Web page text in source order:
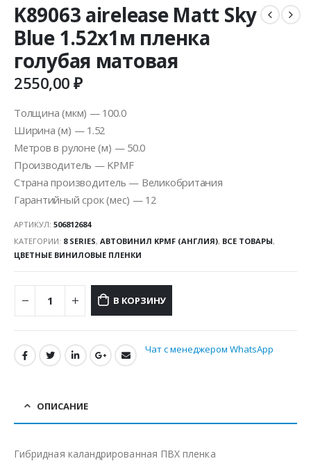
K89063 airelease Matt Sky
Blue 1.52х1м пленка
голубая матовая
2550,00₽
Толщина (мкм) — 100.0
Ширина (м) — 1.52
Метров в рулоне (м) — 50.0
Производитель — KPMF
Страна производитель — Великобритания
Гарантийный срок (мес) — 12
АРТИКУЛ: 506812684
КАТЕГОРИИ: 8 SERIES, АВТОВИНИЛ KPMF (АНГЛИЯ), ВСЕ ТОВАРЫ,
ЦВЕТНЫЕ ВИНИЛОВЫЕ ПЛЕНКИ
В КОРЗИНУ
Чат с менеджером WhatsApp
ОПИСАНИЕ
Гибридная каландрированная ПВХ пленка